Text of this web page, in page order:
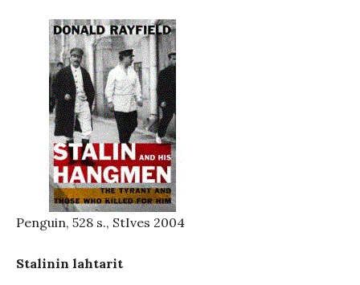
Penguin, 528 s., StIves 2004
Stalinin lahtarit